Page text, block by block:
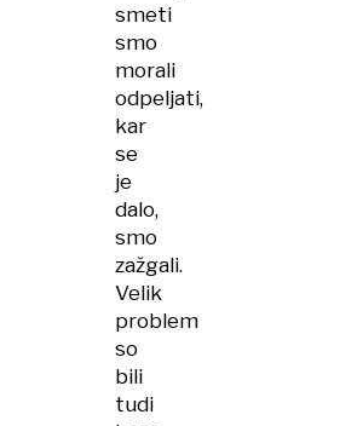
smeti
smo
morali
odpeljati,
kar
se
je
dalo,
smo
zažgali.
Velik
problem
so
bili
tudi